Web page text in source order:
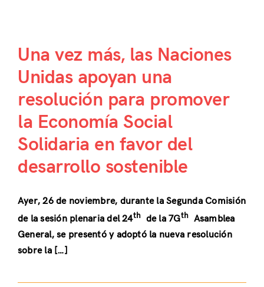
Una vez más, las Naciones
Unidas apoyan una
resolución para promover
la Economía Social
Solidaria en favor del
desarrollo sostenible
Ayer, 26 de noviembre, durante la Segunda Comisión
de la sesión plenaria del 24th de la 7Gth Asamblea
General, se presentó y adoptó la nueva resolución
sobre la […]